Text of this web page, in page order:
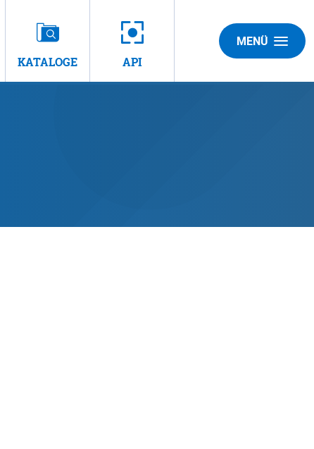
KATALOGE API
MENÜ